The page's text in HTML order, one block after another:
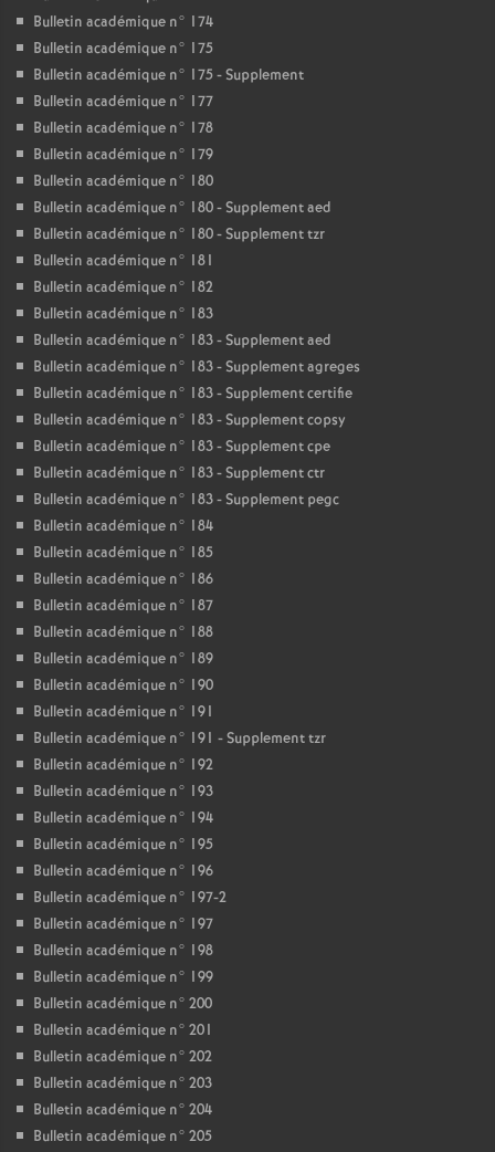
Bulletin académique n° 174
Bulletin académique n° 175
Bulletin académique n° 175 - Supplement
Bulletin académique n° 177
Bulletin académique n° 178
Bulletin académique n° 179
Bulletin académique n° 180
Bulletin académique n° 180 - Supplement aed
Bulletin académique n° 180 - Supplement tzr
Bulletin académique n° 181
Bulletin académique n° 182
Bulletin académique n° 183
Bulletin académique n° 183 - Supplement aed
Bulletin académique n° 183 - Supplement agreges
Bulletin académique n° 183 - Supplement certifie
Bulletin académique n° 183 - Supplement copsy
Bulletin académique n° 183 - Supplement cpe
Bulletin académique n° 183 - Supplement ctr
Bulletin académique n° 183 - Supplement pegc
Bulletin académique n° 184
Bulletin académique n° 185
Bulletin académique n° 186
Bulletin académique n° 187
Bulletin académique n° 188
Bulletin académique n° 189
Bulletin académique n° 190
Bulletin académique n° 191
Bulletin académique n° 191 - Supplement tzr
Bulletin académique n° 192
Bulletin académique n° 193
Bulletin académique n° 194
Bulletin académique n° 195
Bulletin académique n° 196
Bulletin académique n° 197-2
Bulletin académique n° 197
Bulletin académique n° 198
Bulletin académique n° 199
Bulletin académique n° 200
Bulletin académique n° 201
Bulletin académique n° 202
Bulletin académique n° 203
Bulletin académique n° 204
Bulletin académique n° 205